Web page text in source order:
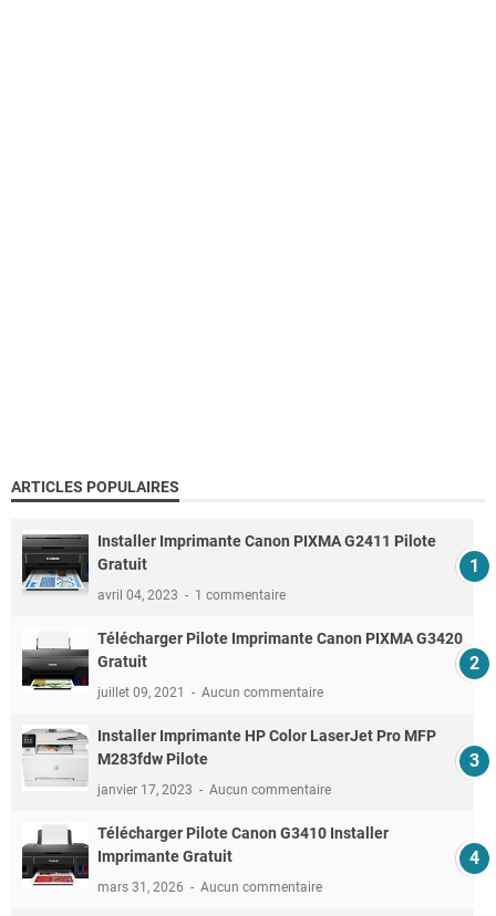
ARTICLES POPULAIRES
Installer Imprimante Canon PIXMA G2411 Pilote
Gratuit
avril 04, 2023 1 commentaire
Télécharger Pilote Imprimante Canon PIXMA G3420
Gratuit
juillet 09, 2021 Aucun commentaire
Installer Imprimante HP Color LaserJet Pro MFP
M283fdw Pilote
janvier 17, 2023 Aucun commentaire
Télécharger Pilote Canon G3410 Installer
Imprimante Gratuit
mars 31, 2026 Aucun commentaire